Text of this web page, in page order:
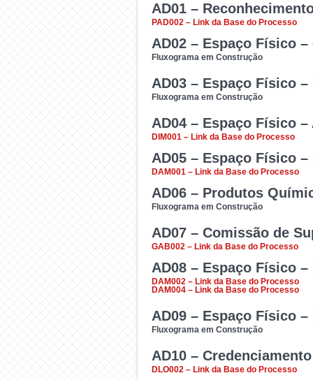
Utilizado quando é
AD01 –
PAD002 – Link da Base do Processo
O objetivo desse
confrontações.
AD02 – Espaço Físico
Fluxograma em Construção
Demandas
terceiros.
AD03 – Espaço Físico
Fluxograma em Construção
Demandas relacionadas
AD04 – Espaço Físico
DIM001 – Link da Base do Processo
Usar para ampliar e/ou
AD05 – Espaço Físico
DAM001 – Link da Base do Processo
Avaliação de plantio,
AD06 – Produtos
Fluxograma em Construção
Responsabilidade
controlados pelo
AD07 – Comissão de
GAB002 – Link da Base do Processo
Processo aberto por
AD08 – Espaço Físico
DAM002 – Link da Base do Processo
DAM004 – Link da Base do Processo
Usar para tramitar
licenciamento ambiental
plantio de árvores).
AD09 – Espaço Físico
Fluxograma em Construção
Demandas
AD10 –
DLO002 – Link da Base do Processo